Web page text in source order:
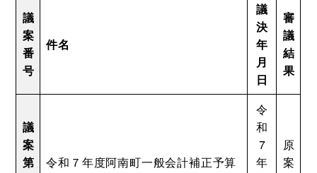
議
案
番
号
件名
議
決
年
月
日
審
議
結
果
議
案
第
令和７年度阿南町一般会計補正予算
令
和
7
年
原
案